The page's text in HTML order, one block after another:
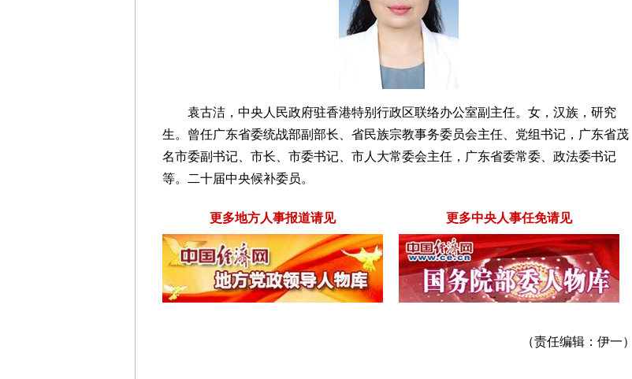
袁古洁，中央人民政府驻香港特别行政区联络办公室副主任。女，汉族，研究
生。曾任广东省委统战部副部长、省民族宗教事务委员会主任、党组书记，广东省茂
名市委副书记、市长、市委书记、市人大常委会主任，广东省委常委、政法委书记
等。二十届中央候补委员。
更多地方人事报道请见 更多中央人事任免请见
（责任编辑：伊一）